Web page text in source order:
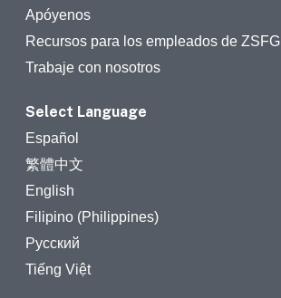
Apóyenos
Recursos para los empleados de ZSFG
Trabaje con nosotros
Select Language
Español
繁體中文
English
Filipino (Philippines)
Русский
Tiếng Việt